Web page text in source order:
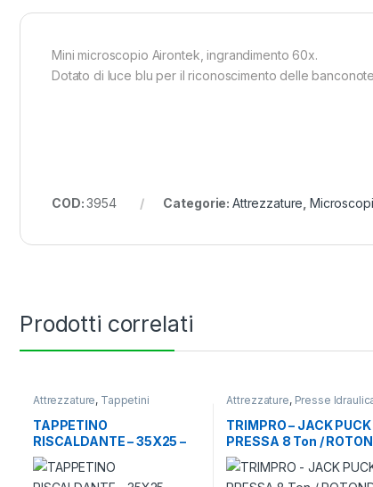
Mini microscopio Airontek, ingrandimento 60x.
Dotato di luce blu per il riconoscimento delle
COD:3954 Categorie: Attrezzature,
Prodotti correlati
Attrezzature, Tappetini
riscaldanti e cavi riscaldanti
TAPPETINO
RISCALDANTE – 35X25 –
17W
Attrezzature, Presse
TRIMPRO – JACK PUCK
PRESSA 8 Ton /
– JP08RDWW